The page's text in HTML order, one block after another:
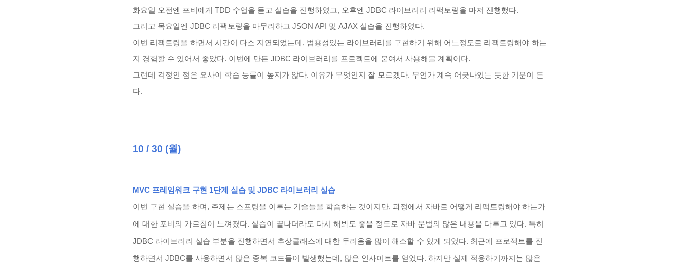
화요일 오전엔 포비에게 TDD 수업을 듣고 실습을 진행하였고, 오후엔 JDBC 라이브러리 리팩토링을 마저 진행했다.
그리고 목요일엔 JDBC 리팩토링을 마무리하고 JSON API 및 AJAX 실습을 진행하였다.
이번 리팩토링을 하면서 시간이 다소 지연되었는데, 범용성있는 라이브러리를 구현하기 위해 어느정도로 리팩토링해야 하는
지 경험할 수 있어서 좋았다. 이번에 만든 JDBC 라이브러리를 프로젝트에 붙여서 사용해볼 계획이다.
그런데 걱정인 점은 요사이 학습 능률이 높지가 않다. 이유가 무엇인지 잘 모르겠다. 무언가 계속 어긋나있는 듯한 기분이 든
다.
10 / 30 (월)
MVC 프레임워크 구현 1단계 실습 및 JDBC 라이브러리 실습
이번 구현 실습을 하며, 주제는 스프링을 이루는 기술들을 학습하는 것이지만, 과정에서 자바로 어떻게 리팩토링해야 하는가
에 대한 포비의 가르침이 느껴졌다. 실습이 끝나더라도 다시 해봐도 좋을 정도로 자바 문법의 많은 내용을 다루고 있다. 특히
JDBC 라이브러리 실습 부분을 진행하면서 추상클래스에 대한 두려움을 많이 해소할 수 있게 되었다. 최근에 프로젝트를 진
행하면서 JDBC를 사용하면서 많은 중복 코드들이 발생했는데, 많은 인사이트를 얻었다. 하지만 실제 적용하기까지는 많은